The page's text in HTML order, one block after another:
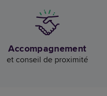
Accompagnement
et conseil de proximité